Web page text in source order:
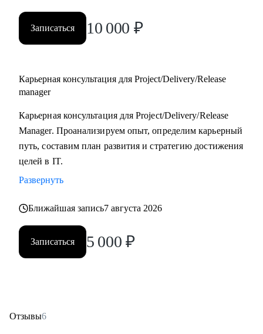
Записаться 10 000 ₽
Карьерная консультация для Project/Delivery/Release
manager
Карьерная консультация для Project/Delivery/Release
Manager. Проанализируем опыт, определим карьерный
путь, составим план развития и стратегию достижения
целей в IT.
Развернуть
Ближайшая запись7 августа 2026
Записаться 5 000 ₽
Отзывы6